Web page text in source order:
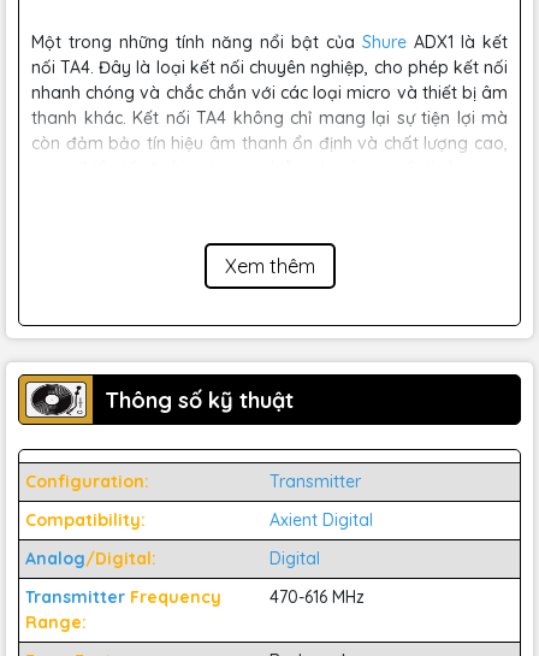
Một trong những tính năng nổi bật của Shure ADX1 là kết
nối TA4. Đây là loại kết nối chuyên nghiệp, cho phép kết nối
nhanh chóng và chắc chắn với các loại micro và thiết bị âm
thanh khác. Kết nối TA4 không chỉ mang lại sự tiện lợi mà
còn đảm bảo tín hiệu âm thanh ổn định và chất lượng cao,
Xem thêm
Thông số kỹ thuật
Configuration:
Transmitter
Compatibility:
Axient Digital
Analog/Digital:
Digital
Transmitter Frequency
Range:
470-616 MHz